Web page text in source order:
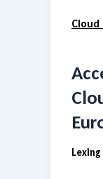
Cloud
Lexing